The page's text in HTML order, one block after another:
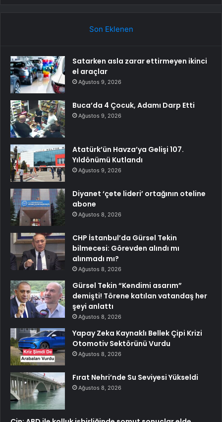
Son Eklenen
Satarken asla zarar ettirmeyen ikinci
el araçlar
Ağustos 9, 2026
Buca’da 4 Çocuk, Adamı Darp Etti
Ağustos 9, 2026
Atatürk’ün Havza’ya Gelişi 107.
Yıldönümü Kutlandı
Ağustos 9, 2026
Diyanet ‘çete lideri’ ortağının oteline
abone
Ağustos 8, 2026
CHP İstanbul’da Gürsel Tekin
bilmecesi: Görevden alındı mı
alınmadı mı?
Ağustos 8, 2026
Gürsel Tekin “Kendimi asarım”
demişti! Törene katılan vatandaş her
şeyi anlattı
Ağustos 8, 2026
Yapay Zeka Kaynaklı Bellek Çipi Krizi
Otomotiv Sektörünü Vurdu
Ağustos 8, 2026
Fırat Nehri’nde Su Seviyesi Yükseldi
Ağustos 8, 2026